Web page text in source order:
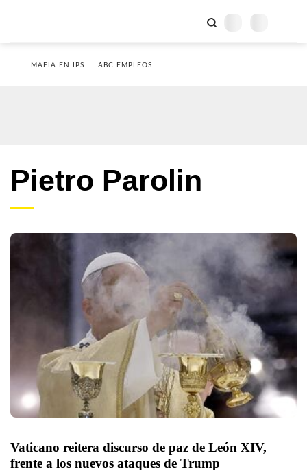
MAFIA EN IPS ABC EMPLEOS
Pietro Parolin
Vaticano reitera discurso de paz de León XIV,
frente a los nuevos ataques de Trump